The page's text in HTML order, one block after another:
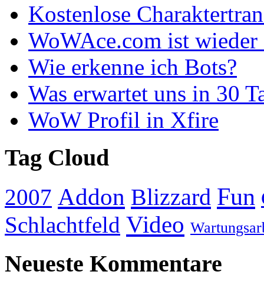
Kostenlose
WoWAce.com ist wieder
Wie erkenne ich Bots?
Was erwartet uns in 30
WoW Profil in Xfire
Tag Cloud
2007 Addon Blizzard Fun
Schlachtfeld Video
Neueste Kommentare